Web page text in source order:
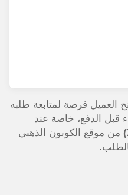
العميل فرصة لمتابعة طلبه
قبل الدفع، خاصة عند
من موقع الكوبون الذهبي